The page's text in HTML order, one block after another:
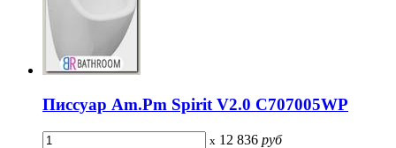
Писсуар Am.Pm Spirit V2.0 C707005WP
x 12 836 руб